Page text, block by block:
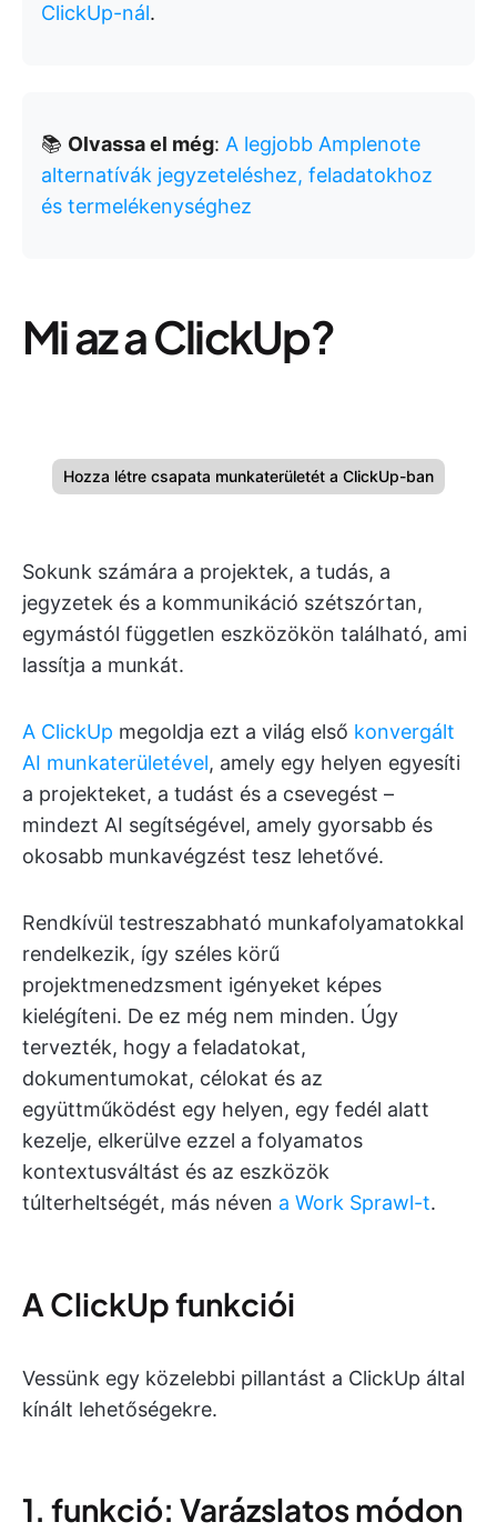
ClickUp-nál.
📚 Olvassa el még: A legjobb Amplenote
alternatívák jegyzeteléshez, feladatokhoz
és termelékenységhez
Mi az a ClickUp?
Hozza létre csapata munkaterületét a ClickUp-ban
Sokunk számára a projektek, a tudás, a
jegyzetek és a kommunikáció szétszórtan,
egymástól független eszközökön található, ami
lassítja a munkát.
A ClickUp megoldja ezt a világ első konvergált
AI munkaterületével, amely egy helyen egyesíti
a projekteket, a tudást és a csevegést –
mindezt AI segítségével, amely gyorsabb és
okosabb munkavégzést tesz lehetővé.
Rendkívül testreszabható munkafolyamatokkal
rendelkezik, így széles körű
projektmenedzsment igényeket képes
kielégíteni. De ez még nem minden. Úgy
tervezték, hogy a feladatokat,
dokumentumokat, célokat és az
együttműködést egy helyen, egy fedél alatt
kezelje, elkerülve ezzel a folyamatos
kontextusváltást és az eszközök
túlterheltségét, más néven a Work Sprawl-t.
A ClickUp funkciói
Vessünk egy közelebbi pillantást a ClickUp által
kínált lehetőségekre.
1. funkció: Varázslatos módon